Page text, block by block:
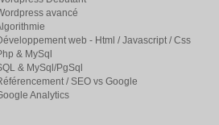
avancé
web - Html / Javascript / Css
& MySql
& MySql/PgSql
/ SEO vs Google
Analytics